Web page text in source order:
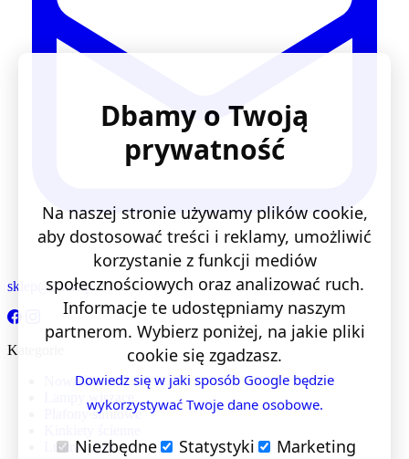
sklep@lentis.pl
Kategorie
Nowości
Lampy wiszące
Plafony sufitowe
Lustra LED
Dbamy o Twoją
prywatność
Na naszej stronie używamy plików cookie,
aby dostosować treści i reklamy, umożliwić
korzystanie z funkcji mediów
społecznościowych oraz analizować ruch.
Informacje te udostępniamy naszym
partnerom. Wybierz poniżej, na jakie pliki
cookie się zgadzasz.
Dowiedz się w jaki sposób Google będzie
wykorzystywać Twoje dane osobowe.
Niezbędne Statystyki Marketing